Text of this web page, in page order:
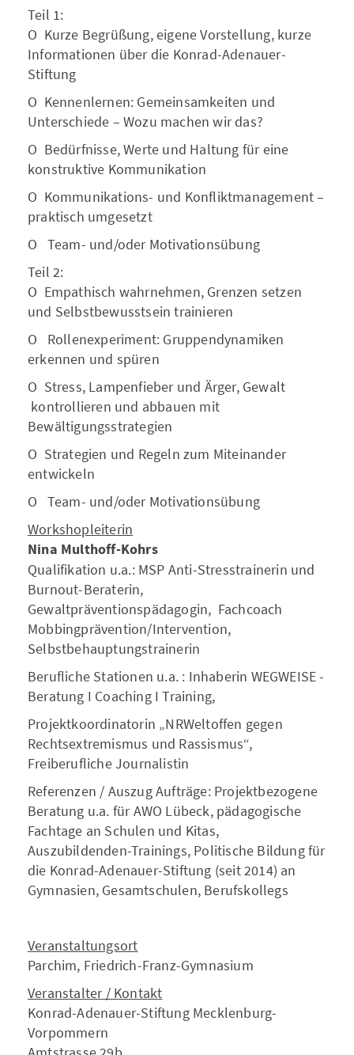
Teil 1:
O Kurze Begrüßung, eigene Vorstellung, kurze
Informationen über die Konrad-Adenauer-
Stiftung
O Kennenlernen: Gemeinsamkeiten und
Unterschiede – Wozu machen wir das?
O Bedürfnisse, Werte und Haltung für eine
konstruktive Kommunikation
O Kommunikations- und Konfliktmanagement –
praktisch umgesetzt
O Team- und/oder Motivationsübung
Teil 2:
O Empathisch wahrnehmen, Grenzen setzen
und Selbstbewusstsein trainieren
O Rollenexperiment: Gruppendynamiken
erkennen und spüren
O Stress, Lampenfieber und Ärger, Gewalt
kontrollieren und abbauen mit
Bewältigungsstrategien
O Strategien und Regeln zum Miteinander
entwickeln
O Team- und/oder Motivationsübung
Workshopleiterin
Nina Multhoff-Kohrs
Qualifikation u.a.: MSP Anti-Stresstrainerin und
Burnout-Beraterin,
Gewaltpräventionspädagogin, Fachcoach
Mobbingprävention/Intervention,
Selbstbehauptungstrainerin
Berufliche Stationen u.a. : Inhaberin WEGWEISE -
Beratung I Coaching I Training,
Projektkoordinatorin „NRWeltoffen gegen
Rechtsextremismus und Rassismus“,
Freiberufliche Journalistin
Referenzen / Auszug Aufträge: Projektbezogene
Beratung u.a. für AWO Lübeck, pädagogische
Fachtage an Schulen und Kitas,
Auszubildenden-Trainings, Politische Bildung für
die Konrad-Adenauer-Stiftung (seit 2014) an
Gymnasien, Gesamtschulen, Berufskollegs
Veranstaltungsort
Parchim, Friedrich-Franz-Gymnasium
Veranstalter / Kontakt
Konrad-Adenauer-Stiftung Mecklenburg-
Vorpommern